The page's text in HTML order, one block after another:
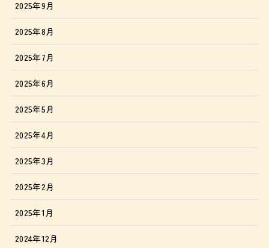
2025年9月
2025年8月
2025年7月
2025年6月
2025年5月
2025年4月
2025年3月
2025年2月
2025年1月
2024年12月